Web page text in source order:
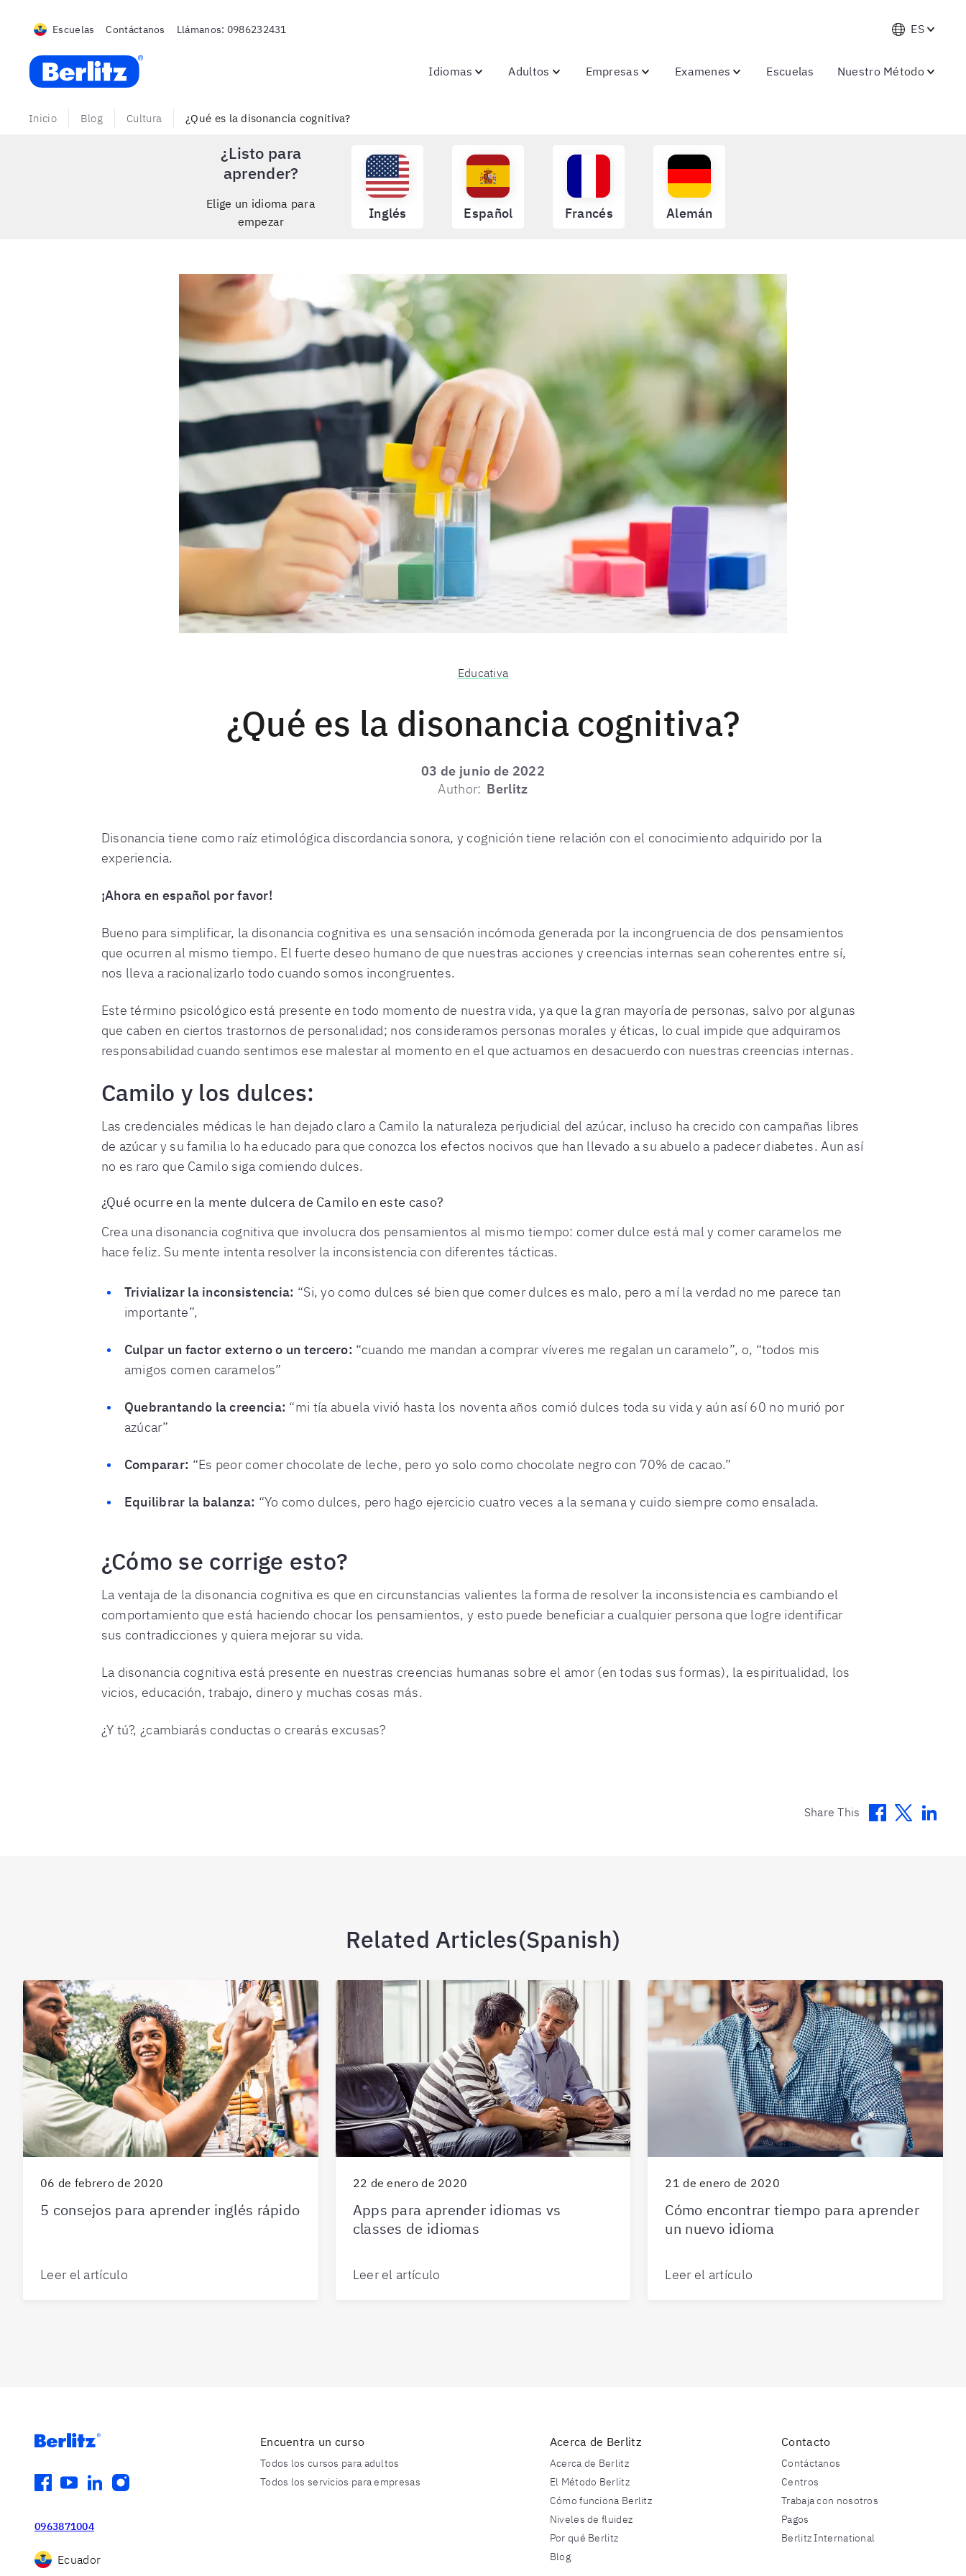
Escuelas Contáctanos Llámanos: 0986232431 ES
Berlitz Ecuador
Idiomas Adultos Empresas Examenes Escuelas Nuestro Método
Inicio Blog Cultura ¿Qué es la disonancia cognitiva?
¿Listo para
aprender?
Elige un idioma para
empezar
Inglés Español Francés Alemán
Educativa
¿Qué es la disonancia cognitiva?
03 de junio de 2022
Author: Berlitz
Disonancia tiene como raíz etimológica discordancia sonora, y cognición tiene relación con el conocimiento adquirido por la
experiencia.
¡Ahora en español por favor!
Bueno para simplificar, la disonancia cognitiva es una sensación incómoda generada por la incongruencia de dos pensamientos
que ocurren al mismo tiempo. El fuerte deseo humano de que nuestras acciones y creencias internas sean coherentes entre sí,
nos lleva a racionalizarlo todo cuando somos incongruentes.
Este término psicológico está presente en todo momento de nuestra vida, ya que la gran mayoría de personas, salvo por algunas
que caben en ciertos trastornos de personalidad; nos consideramos personas morales y éticas, lo cual impide que adquiramos
responsabilidad cuando sentimos ese malestar al momento en el que actuamos en desacuerdo con nuestras creencias internas.
Camilo y los dulces:
Las credenciales médicas le han dejado claro a Camilo la naturaleza perjudicial del azúcar, incluso ha crecido con campañas libres
de azúcar y su familia lo ha educado para que conozca los efectos nocivos que han llevado a su abuelo a padecer diabetes. Aun así
no es raro que Camilo siga comiendo dulces.
¿Qué ocurre en la mente dulcera de Camilo en este caso?
Crea una disonancia cognitiva que involucra dos pensamientos al mismo tiempo: comer dulce está mal y comer caramelos me
hace feliz. Su mente intenta resolver la inconsistencia con diferentes tácticas.
Trivializar la inconsistencia: “Si, yo como dulces sé bien que comer dulces es malo, pero a mí la verdad no me parece tan
importante”,
Culpar un factor externo o un tercero: “cuando me mandan a comprar víveres me regalan un caramelo”, o, “todos mis
amigos comen caramelos”
Quebrantando la creencia: “mi tía abuela vivió hasta los noventa años comió dulces toda su vida y aún así 60 no murió por
azúcar”
Comparar: “Es peor comer chocolate de leche, pero yo solo como chocolate negro con 70% de cacao.”
Equilibrar la balanza: “Yo como dulces, pero hago ejercicio cuatro veces a la semana y cuido siempre como ensalada.
¿Cómo se corrige esto?
La ventaja de la disonancia cognitiva es que en circunstancias valientes la forma de resolver la inconsistencia es cambiando el
comportamiento que está haciendo chocar los pensamientos, y esto puede beneficiar a cualquier persona que logre identificar
sus contradicciones y quiera mejorar su vida.
La disonancia cognitiva está presente en nuestras creencias humanas sobre el amor (en todas sus formas), la espiritualidad, los
vicios, educación, trabajo, dinero y muchas cosas más.
¿Y tú?, ¿cambiarás conductas o crearás excusas?
Share This Facebook
Twitter
Related Articles(Spanish)
06 de febrero de 2020
5 consejos para aprender inglés rápido
Leer el artículo
22 de enero de 2020
Apps para aprender idiomas vs
classes de idiomas
Leer el artículo
21 de enero de 2020
Cómo encontrar tiempo para aprender
un nuevo idioma
Leer el artículo
facebook
youtube
linkedininstagram
0963871004
Ecuador
Encuentra un curso
Todos los cursos para adultos
Todos los servicios para empresas
Acerca de Berlitz
Acerca de Berlitz
El Método Berlitz
Cómo funciona Berlitz
Niveles de fluidez
Por qué Berlitz
Blog
Contacto
Contáctanos
Centros
Trabaja con nosotros
Pagos
Berlitz International